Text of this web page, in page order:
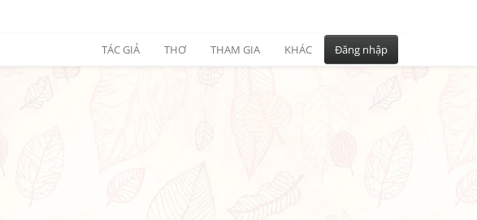
TÁC GIẢ THƠ THAM GIA KHÁC Đăng nhập